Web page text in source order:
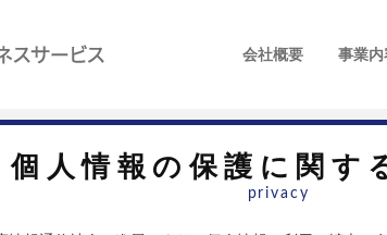
テレビ東京ビジネスサービス
会社概要 事業内
個人情報の保護に関す
privacy